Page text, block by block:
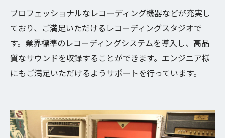
プロフェッショナルなレコーディング機器などが充実し
ており、ご満足いただけるレコーディングスタジオで
す。業界標準のレコーディングシステムを導入し、高品
質なサウンドを収録することができます。エンジニア様
にもご満足いただけるようサポートを行っています。